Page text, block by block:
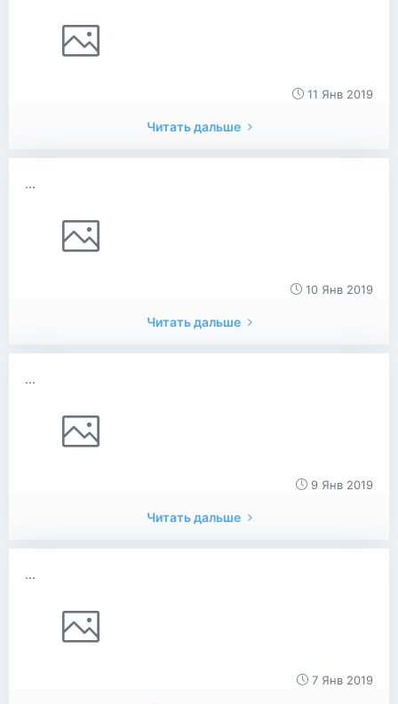
11 Янв 2019
Читать дальше
...
10 Янв 2019
Читать дальше
...
9 Янв 2019
Читать дальше
...
7 Янв 2019